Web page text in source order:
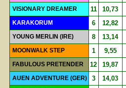
VISIONARY DREAMER 11 10,73
KARAKORUM 6 12,82
YOUNG MERLIN (IRE) 8 13,14
MOONWALK STEP 1 9,55
FABULOUS PRETENDER 12 19,87
AUEN ADVENTURE (GER) 3 14,03